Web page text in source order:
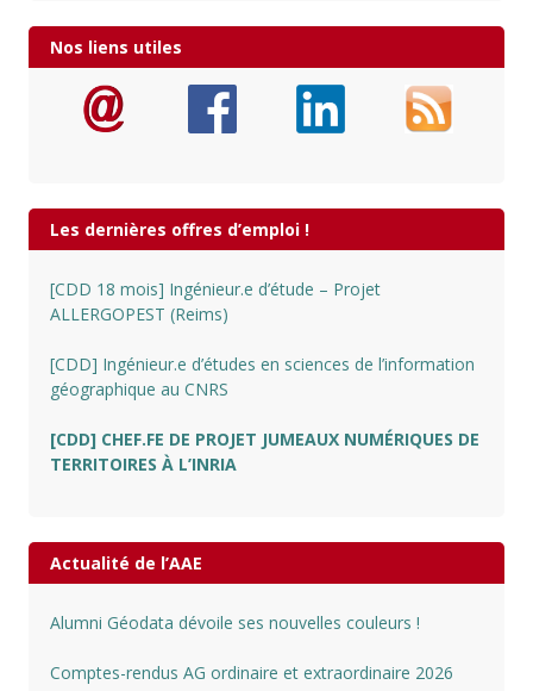
Nos liens utiles
Les dernières offres d’emploi !
[CDD 18 mois] Ingénieur.e d’étude – Projet
ALLERGOPEST (Reims)
[CDD] Ingénieur.e d’études en sciences de l’information
géographique au CNRS
[CDD] CHEF.FE DE PROJET JUMEAUX NUMÉRIQUES DE
TERRITOIRES À L’INRIA
Actualité de l’AAE
Alumni Géodata dévoile ses nouvelles couleurs !
Comptes-rendus AG ordinaire et extraordinaire 2026